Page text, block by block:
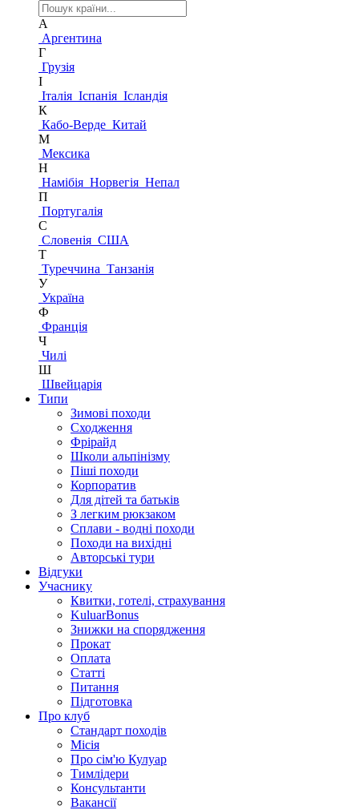
А
Аргентина
Г
Грузія
І
Італія Іспанія Ісландія
К
Кабо-Верде Китай
М
Мексика
Н
Намібія Норвегія Непал
П
Португалія
С
Словенія США
Т
Туреччина Танзанія
У
Україна
Ф
Франція
Ч
Чилі
Ш
Швейцарія
Типи
Зимові походи
Сходження
Фрірайд
Школи альпінізму
Піші походи
Корпоратив
Для дітей та батьків
З легким рюкзаком
Сплави - водні походи
Походи на вихідні
Авторські тури
Відгуки
Учаснику
Квитки, готелі, страхування
KuluarBonus
Знижки на спорядження
Прокат
Оплата
Статті
Питання
Підготовка
Про клуб
Стандарт походів
Місія
Про сім'ю Кулуар
Тимлідери
Консультанти
Вакансії